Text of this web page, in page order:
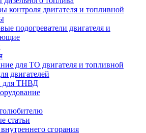
контроля двигателя и топливной
подогреватели двигателя и
для ТО двигателя и топливной
двигателей
для ТНВД
статьи
сгорания